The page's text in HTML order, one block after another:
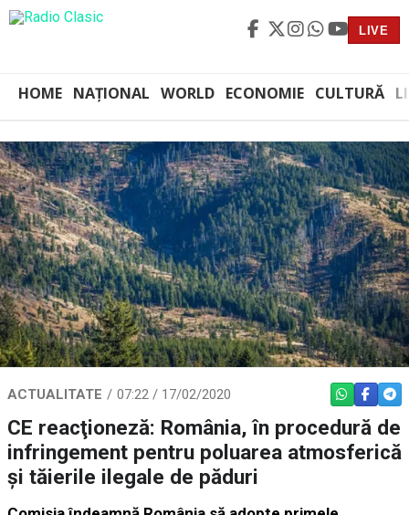
LIVE
HOME NAȚIONAL WORLD ECONOMIE CULTURĂ
ACTUALITATE 07:22 / 17/02/2020 WHATSAPP
CE reacţioneză: România, în procedură de
infringement pentru poluarea atmosferică
şi tăierile ilegale de păduri